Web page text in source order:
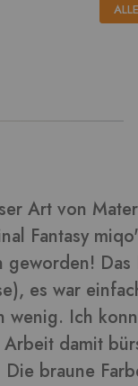
toll aus ????